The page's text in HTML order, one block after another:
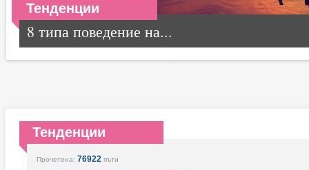
Тенденции
8 типа поведение на...
Тенденции
Прочетена: 76922 пъти